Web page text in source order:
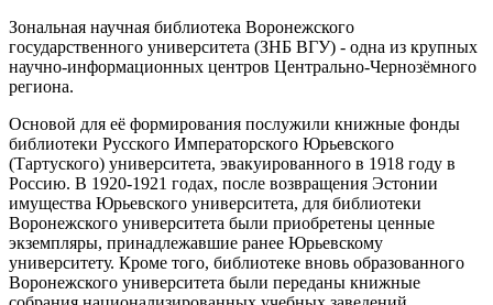
Зональная научная библиотека Воронежского
государственного университета (ЗНБ ВГУ) - одна из крупных
научно-информационных центров Центрально-Чернозёмного
региона.
Основой для её формирования послужили книжные фонды
библиотеки Русского Императорского Юрьевского
(Тартуского) университета, эвакуированного в 1918 году в
Россию. В 1920-1921 годах, после возвращения Эстонии
имущества Юрьевского университета, для библиотеки
Воронежского университета были приобретены ценные
экземпляры, принадлежавшие ранее Юрьевскому
университету. Кроме того, библиотеке вновь образованного
Воронежского университета были переданы книжные